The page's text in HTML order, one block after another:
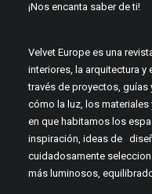
¡Nos encanta saber de ti!
Velvet Europe es una
interiores, la arquitectura
través de proyectos,
cómo la luz, los
en que habitamos los
inspiración, ideas de
cuidadosamente
más luminosos,